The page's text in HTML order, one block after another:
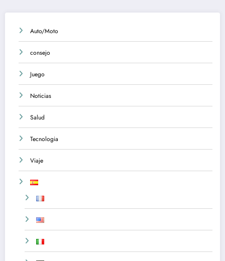
Auto/Moto
consejo
Juego
Noticias
Salud
Tecnologia
Viaje